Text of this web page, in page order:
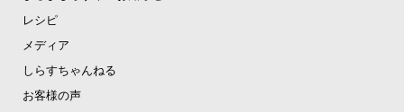
レシピ
メディア
しらすちゃんねる
お客様の声